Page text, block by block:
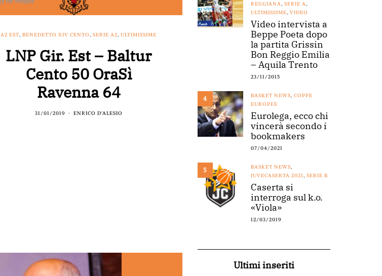
A2 EST,BENEDETTO XIV CENTO,SERIE A2,ULTIMISSIME
LNP Gir. Est – Baltur
Cento 50 OraSì
Ravenna 64
31/01/2019 ENRICO D'ALESIO
REGGIANA, SERIE A,
ULTIMISSIME, VIDEO
Video intervista a
Beppe Poeta dopo
la partita Grissin
Bon Reggio Emilia
– Aquila Trento
23/11/2015
4 BASKET NEWS, COPPE
EUROPEE
Eurolega, ecco chi
vincerà secondo i
bookmakers
07/04/2021
5 BASKET NEWS,
JUVECASERTA 2021, SERIE B
Caserta si
interroga sul k.o.
«Viola»
12/03/2019
Ultimi inseriti